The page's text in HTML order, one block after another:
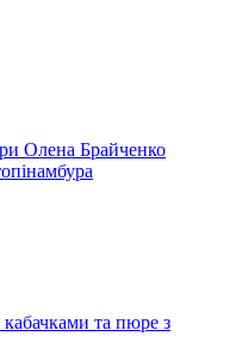
Олена Брайченко
кабачками та пюре з